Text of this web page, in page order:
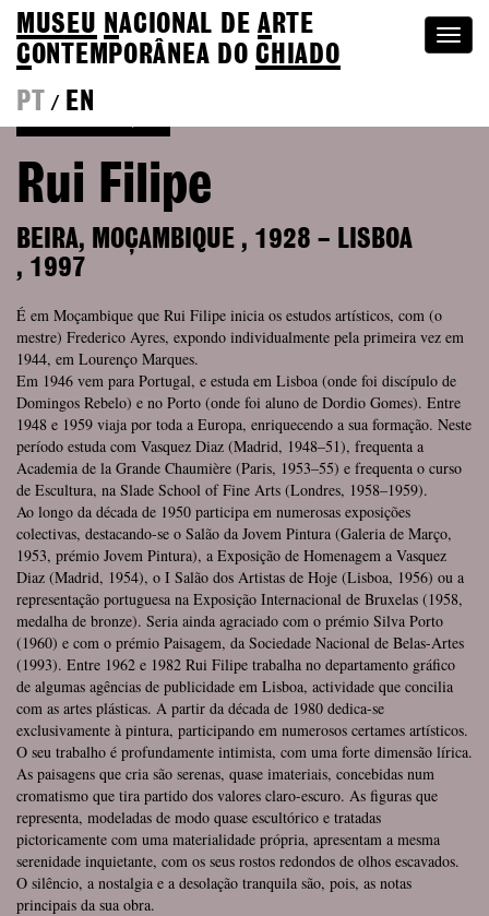
MUSEU NACIONAL DEA RTE
CONTEMPORÂNEA DOCHIADO
PT
/ EN
Rui Filipe
BEIRA, MOÇAMBIQUE , 1928 – LISBOA
, 1997
É em Moçambique que Rui Filipe inicia os estudos artísticos, com (o
mestre) Frederico Ayres, expondo individualmente pela primeira vez em
1944, em Lourenço Marques.
Em 1946 vem para Portugal, e estuda em Lisboa (onde foi discípulo de
Domingos Rebelo) e no Porto (onde foi aluno de Dordio Gomes). Entre
1948 e 1959 viaja por toda a Europa, enriquecendo a sua formação. Neste
período estuda com Vasquez Diaz (Madrid, 1948–51), frequenta a
Academia de la Grande Chaumière (Paris, 1953–55) e frequenta o curso
de Escultura, na Slade School of Fine Arts (Londres, 1958–1959).
Ao longo da década de 1950 participa em numerosas exposições
colectivas, destacando-se o Salão da Jovem Pintura (Galeria de Março,
1953, prémio Jovem Pintura), a Exposição de Homenagem a Vasquez
Diaz (Madrid, 1954), o I Salão dos Artistas de Hoje (Lisboa, 1956) ou a
representação portuguesa na Exposição Internacional de Bruxelas (1958,
medalha de bronze). Seria ainda agraciado com o prémio Silva Porto
(1960) e com o prémio Paisagem, da Sociedade Nacional de Belas-Artes
(1993). Entre 1962 e 1982 Rui Filipe trabalha no departamento gráfico
de algumas agências de publicidade em Lisboa, actividade que concilia
com as artes plásticas. A partir da década de 1980 dedica-se
exclusivamente à pintura, participando em numerosos certames artísticos.
O seu trabalho é profundamente intimista, com uma forte dimensão lírica.
As paisagens que cria são serenas, quase imateriais, concebidas num
cromatismo que tira partido dos valores claro-escuro. As figuras que
representa, modeladas de modo quase escultórico e tratadas
pictoricamente com uma materialidade própria, apresentam a mesma
serenidade inquietante, com os seus rostos redondos de olhos escavados.
O silêncio, a nostalgia e a desolação tranquila são, pois, as notas
principais da sua obra.